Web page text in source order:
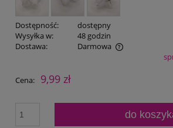
Dostępność:
dostępny
Wysyłka w:
48 godzin
Dostawa:
Darmowa
Cena nie zawiera ewentualnych kosztów
Cena: 9,99 zł
do